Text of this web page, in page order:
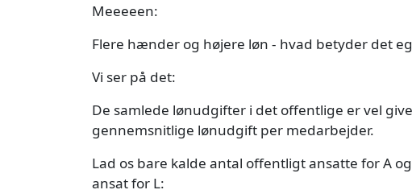
Meeeeen:
Flere hænder og højere løn - hvad betyder det
Vi ser på det:
De samlede lønudgifter i det offentlige er vel
gennemsnitlige lønudgift per medarbejder.
Lad os bare kalde antal offentligt ansatte for A
ansat for L: